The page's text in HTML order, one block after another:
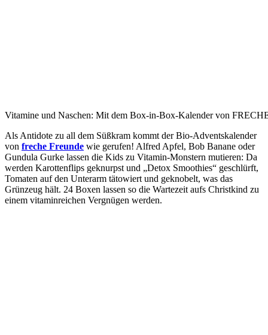
Vitamine und Naschen: Mit dem Box-in-Box-Kalender von
Als Antidote zu all dem Süßkram kommt der Bio-Adventskalender
von freche Freunde wie gerufen! Alfred Apfel, Bob Banane oder
Gundula Gurke lassen die Kids zu Vitamin-Monstern mutieren: Da
werden Karottenflips geknurpst und „Detox Smoothies“ geschlürft,
Tomaten auf den Unterarm tätowiert und geknobelt, was das
Grünzeug hält. 24 Boxen lassen so die Wartezeit aufs Christkind zu
einem vitaminreichen Vergnügen werden.